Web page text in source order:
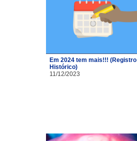
Em 2024 tem mais!!! (Registro
Histórico)
11/12/2023